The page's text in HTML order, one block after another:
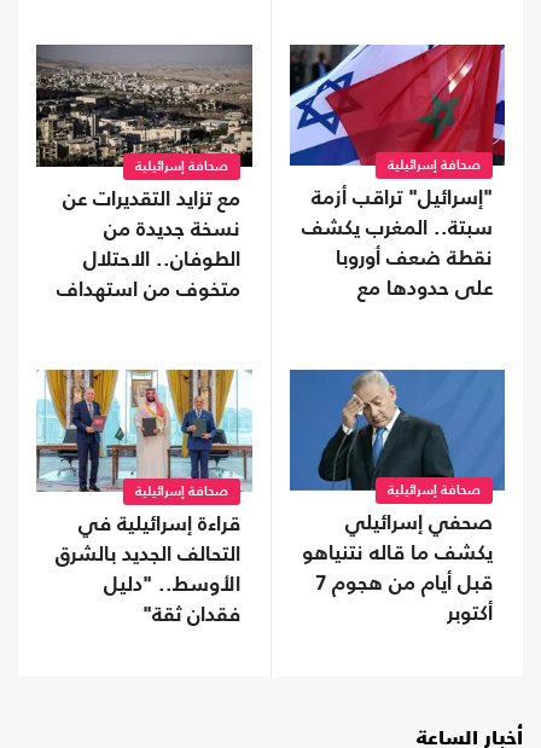
صحافة إسرائيلية
"إسرائيل" تراقب أزمة
سبتة.. المغرب يكشف
نقطة ضعف أوروبا
على حدودها مع
صحافة إسرائيلية
مع تزايد التقديرات عن
نسخة جديدة من
الطوفان.. الاحتلال
متخوف من استهداف
صحافة إسرائيلية
صحفي إسرائيلي
يكشف ما قاله نتنياهو
قبل أيام من هجوم 7
أكتوبر
صحافة إسرائيلية
قراءة إسرائيلية في
التحالف الجديد بالشرق
الأوسط.. "دليل
فقدان ثقة"
أخبار الساعة